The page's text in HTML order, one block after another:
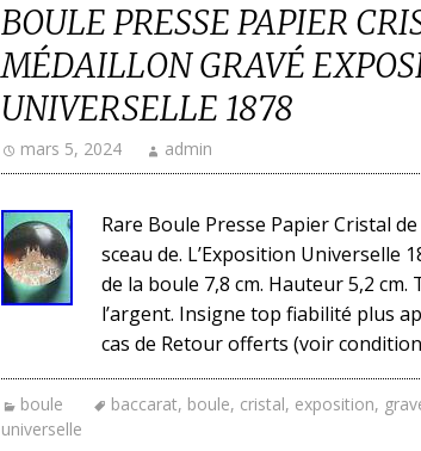
BOULE PRESSE PAPIER
MÉDAILLON GRAVÉ
UNIVERSELLE 1878
mars 5, 2024 admin
Rare Boule Presse Papier Cristal
sceau de. L’Exposition Universelle
de la boule 7,8 cm. Hauteur 5,2
l’argent. Insigne top fiabilité plus
cas de Retour offerts (voir
boule baccarat, boule, cristal, exposition,
universelle